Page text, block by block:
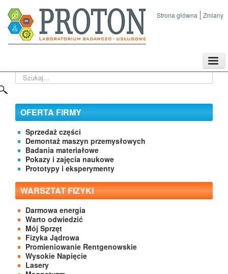
Strona główna Zmiany
Kontakt
Szukaj...
OFERTA FIRMY
Sprzedaż części
Demontaż maszyn przemysłowych
Badania materiałowe
Pokazy i zajęcia naukowe
Prototypy i eksperymenty
WARSZTAT FIZYKI
Darmowa energia
Warto odwiedzić
Mój Sprzęt
Fizyka Jądrowa
Promieniowanie Rentgenowskie
Wysokie Napięcie
Lasery